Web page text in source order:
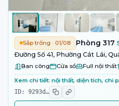
Sắp trống · 01/08 Phòng 317
Đường Số 41, Phường Cát Lái,
Ban công Cửa sổ Full nội thất
Xem chi tiết: nội thất, diện tích, chi
ID: 9293d…